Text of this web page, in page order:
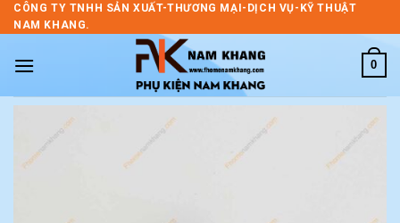
Skip
to
CÔNG TY TNHH SẢN XUẤT-THƯƠNG MẠI-DỊCH VỤ-KỸ THUẬT
NAM KHANG.
0